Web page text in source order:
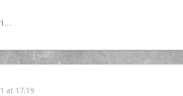
at 17:19